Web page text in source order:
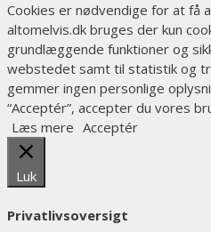
Cookies er nødvendige for at få
altomelvis.dk bruges der kun
grundlæggende funktioner og
webstedet samt til statistik og
gemmer ingen personlige
“Acceptér”, accepter du vores
Læs mere Acceptér
Luk
Privatlivsoversigt